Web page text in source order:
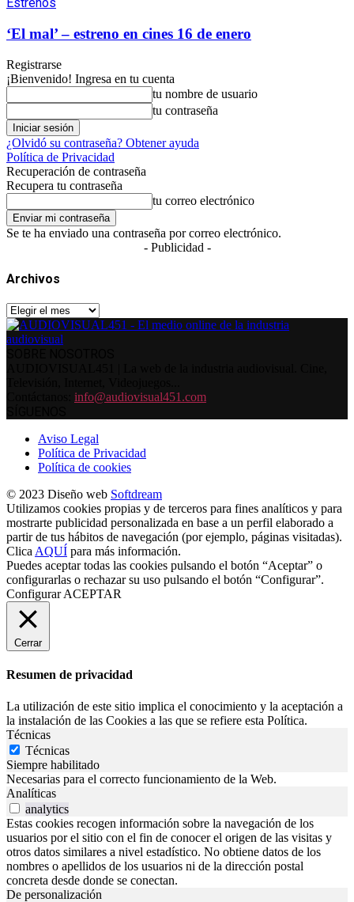
‘El mal’ – estreno en cines 16 de enero
Registrarse
¡Bienvenido! Ingresa en tu cuenta
tu nombre de usuario
tu contraseña
¿Olvidó su contraseña? Obtener ayuda
Política de Privacidad
Recuperación de contraseña
Recupera tu contraseña
tu correo electrónico
Se te ha enviado una contraseña por correo electrónico.
- Publicidad -
Archivos
Archivos
info@audiovisual451.com
Aviso Legal
Política de Privacidad
Política de cookies
© 2023 Diseño web Softdream
Utilizamos cookies propias y de terceros para fines analíticos y para
mostrarte publicidad personalizada en base a un perfil elaborado a
partir de tus hábitos de navegación (por ejemplo, páginas visitadas).
Clica AQUÍ para más información.
Puedes aceptar todas las cookies pulsando el botón “Aceptar” o
configurarlas o rechazar su uso pulsando el botón “Configurar”.
Configurar ACEPTAR
Cerrar
Resumen de privacidad
La utilización de este sitio implica el conocimiento y la aceptación a
la instalación de las Cookies a las que se refiere esta Política.
Técnicas
Técnicas
Siempre habilitado
Necesarias para el correcto funcionamiento de la Web.
Analíticas
analytics
Estas cookies recogen información sobre la navegación de los
usuarios por el sitio con el fin de conocer el origen de las visitas y
otros datos similares a nivel estadístico. No obtiene datos de los
nombres o apellidos de los usuarios ni de la dirección postal
concreta desde donde se conectan.
De personalización